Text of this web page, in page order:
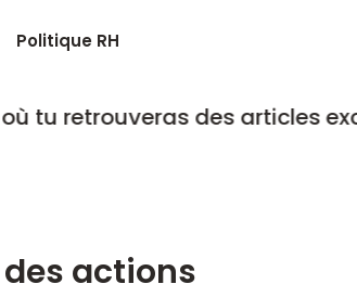
Politique RH
des articles exclusifs,
actions